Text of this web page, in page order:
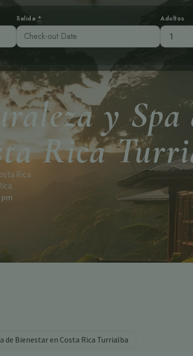
Salida * Adultos
y Spa
Rica
Rica
pm
de Bienestar en Costa Rica Turrialba